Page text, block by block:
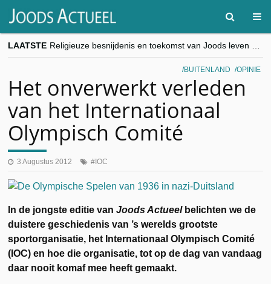
LAATSTE
“Besnijdenisdebat toont hoe moeilijk seculiere Westen minderheden begrijpt”, Jinnih Beels (Vooruit)
CITYTRIP | ROEMENIË – Boekarest: de verrassing van Oost-Europa
BUITENLAND OPINIE
Het onverwerkt verleden
van het Internationaal
Olympisch Comité
3 Augustus 2012 IOC
In de jongste editie vanJoods Actueelbelichten we de
duistere geschiedenis van ’s werelds grootste
sportorganisatie, het Internationaal Olympisch Comité
(IOC) en hoe die organisatie, tot op de dag van vandaag
daar nooit komaf mee heeft gemaakt.